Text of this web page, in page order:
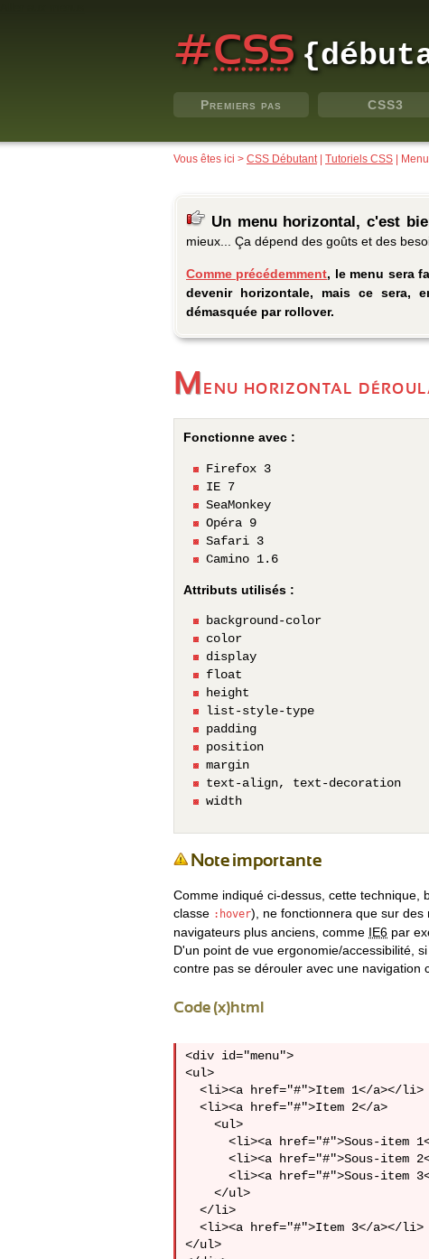
#CSS
Premiers pas CSS3
Vous êtes ici > CSS Débutant Tutoriels CSS |
Un menu horizontal, c'est
mieux... Ça dépend des goûts et des
Comme précédemment, le menu sera
devenir horizontale, mais ce
démasquée par rollover.
Menu horizontal
Fonctionne avec :
Firefox 3
IE 7
SeaMonkey
Opéra 9
Safari 3
Camino 1.6
Attributs utilisés :
background-color
color
display
float
height
list-style-type
padding
position
margin
text-align, text-decoration
width
Note importante
Comme indiqué ci-dessus, cette technique,
classe :hover), ne fonctionnera que sur
navigateurs plus anciens, comme IE6 par
D'un point de vue ergonomie/accessibilité,
contre pas se dérouler avec une navigation
Code (x)html
<div id="menu">
<ul>
  <li><a href="#">Item 1</a></li>
  <li><a href="#">Item 2</a>
    <ul>
<li><a href="#">Sous-item
<li><a href="#">Sous-item
<li><a href="#">Sous-item
    </ul>
  </li>
  <li><a href="#">Item 3</a></li>
</ul>